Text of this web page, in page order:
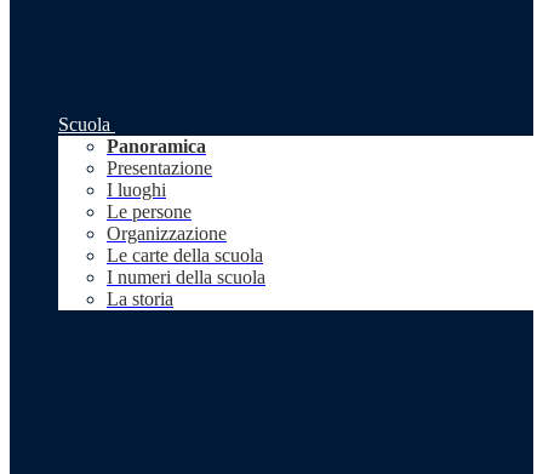
Scuola
Panoramica
Presentazione
I luoghi
Le persone
Organizzazione
Le carte della scuola
I numeri della scuola
La storia